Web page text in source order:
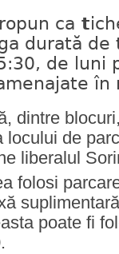
ca t
durată de
de luni
în
dintre
de
liberalul
folosi
poate fi